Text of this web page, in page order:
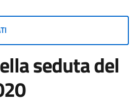
seduta del